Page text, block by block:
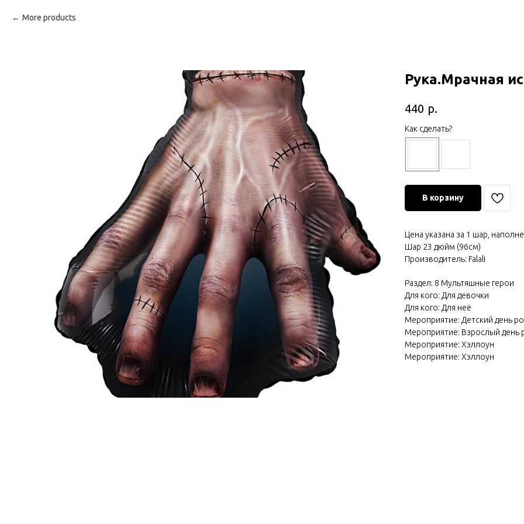
More products
Рука.Мрачная
440 р.
Как сделать?
В корзину
Цена указана за 1 шар,
Шар 23 дюйм (96см)
Производитель: Falali
Раздел: 8 Мультяшные герои
Для кого: Для девочки
Для кого: Для неё
Мероприятие: Детский день
Мероприятие: Взрослый день
Мероприятие: Хэллоун
Мероприятие: Хэллоун